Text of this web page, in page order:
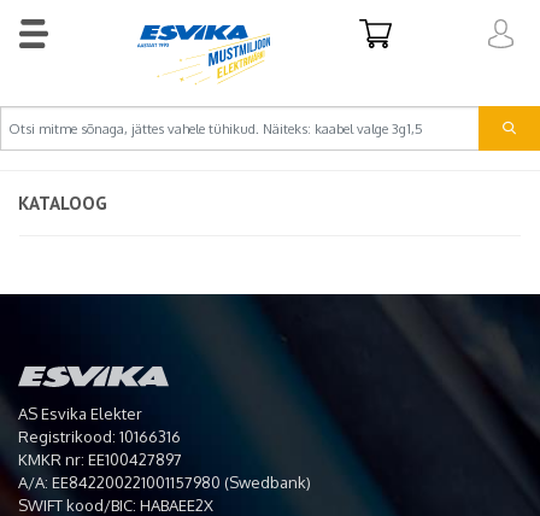
KATALOOG
AS Esvika Elekter
Registrikood: 10166316
KMKR nr: EE100427897
A/A: EE842200221001157980 (Swedbank)
SWIFT kood/BIC: HABAEE2X